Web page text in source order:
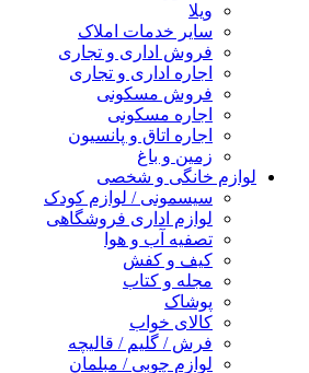
ویلا
سایر خدمات املاک
فروش اداری و تجاری
اجاره اداری و تجاری
فروش مسکونی
اجاره مسکونی
اجاره اتاق و پانسیون
زمین و باغ
لوازم خانگی و شخصی
سیسمونی / لوازم کودک
لوازم اداری فروشگاهی
تصفیه آب و هوا
کیف و کفش
مجله و کتاب
پوشاک
کالای خواب
فرش / گلیم / قالیچه
لوازم چوبی / مبلمان